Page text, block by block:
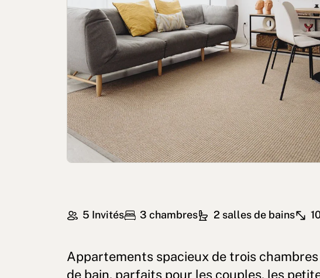
Politique en matière de cookies Politique de
Canal de signalement Livre
5 Invités 3 chambres 2 salles de bains
Appartements spacieux de trois
de bain, parfaits pour les couples, les